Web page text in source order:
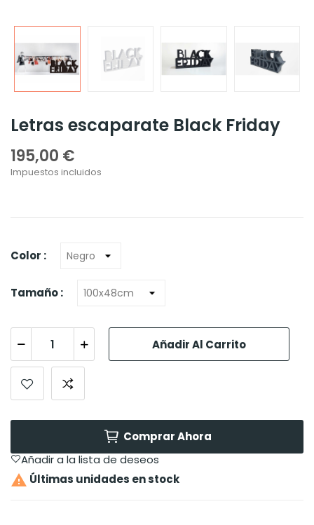
Letras escaparate Black Friday
195,00 €
Impuestos incluidos
Color :
Tamaño :
Añadir Al Carrito
Comprar Ahora
Añadir a la lista de deseos
 Últimas unidades en stock